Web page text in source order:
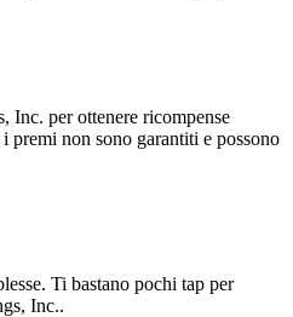
Inc. per ottenere ricompense
premi non sono garantiti e possono
Ti bastano pochi tap per
Inc..